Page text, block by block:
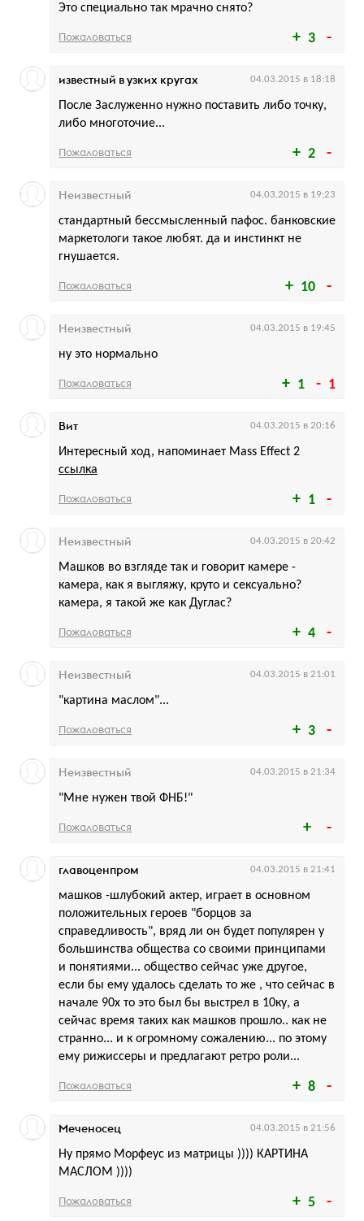
3
Это специально так мрачно снято?
Пожаловаться
2
После Заслуженно нужно поставить либо точку,
либо многоточие...
известный в узких кругах 04.03.2015 в 18:18
Пожаловаться
10
стандартный бессмысленный пафос. банковские
маркетологи такое любят. да и инстинкт не
гнушается.
Неизвестный 04.03.2015 в 19:23
Пожаловаться
1 1
ну это нормально
Неизвестный 04.03.2015 в 19:45
Пожаловаться
1
Интересный ход, напоминает Mass Effect 2
ссылка
Вит 04.03.2015 в 20:16
Пожаловаться
4
Машков во взгляде так и говорит камере -
камера, как я выгляжу, круто и сексуально?
камера, я такой же как Дуглас?
Неизвестный 04.03.2015 в 20:42
Пожаловаться
3
"картина маслом"...
Неизвестный 04.03.2015 в 21:01
Пожаловаться
"Мне нужен твой ФНБ!"
Неизвестный 04.03.2015 в 21:34
Пожаловаться
8
машков -шлубокий актер, играет в основном
положительных героев "борцов за
справедливость", вряд ли он будет популярен у
большинства общества со своими принципами
и понятиями... общество сейчас уже другое,
если бы ему удалось сделать то же , что сейчас в
начале 90х то это был бы выстрел в 10ку, а
сейчас время таких как машков прошло.. как не
странно... и к огромному сожалению... по этому
ему рижиссеры и предлагают ретро роли...
главоценпром 04.03.2015 в 21:41
Пожаловаться
5
Ну прямо Морфеус из матрицы )))) КАРТИНА
МАСЛОМ ))))
Меченосец 04.03.2015 в 21:56
Пожаловаться